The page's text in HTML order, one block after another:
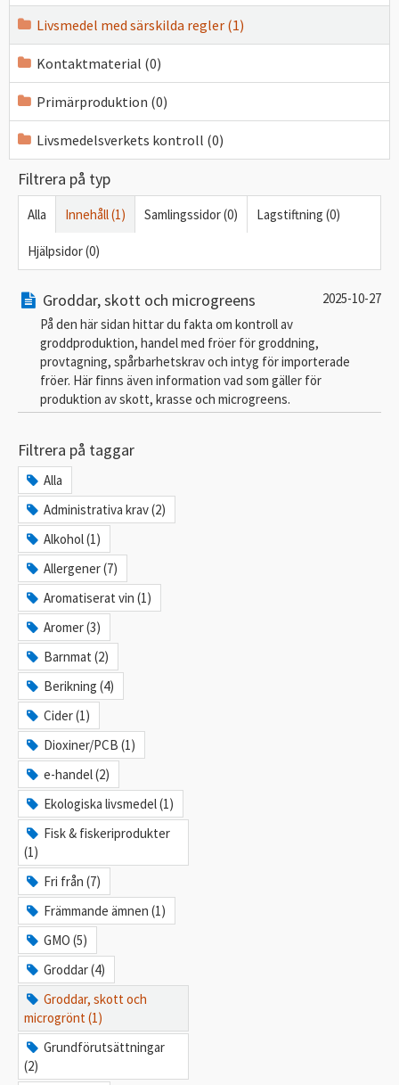
Livsmedel med särskilda regler (1)
Kontaktmaterial (0)
Primärproduktion (0)
Livsmedelsverkets kontroll (0)
Filtrera på typ
Alla Innehåll (1) Samlingssidor (0) Lagstiftning (0)
Hjälpsidor (0)
Groddar, skott och microgreens
2025-10-27
På den här sidan hittar du fakta om kontroll av
groddproduktion, handel med fröer för groddning,
provtagning, spårbarhetskrav och intyg för importerade
fröer. Här finns även information vad som gäller för
produktion av skott, krasse och microgreens.
Filtrera på taggar
Alla
Administrativa krav (2)
Alkohol (1)
Allergener (7)
Aromatiserat vin (1)
Aromer (3)
Barnmat (2)
Berikning (4)
Cider (1)
Dioxiner/PCB (1)
e-handel (2)
Ekologiska livsmedel (1)
Fisk & fiskeriprodukter
(1)
Fri från (7)
Främmande ämnen (1)
GMO (5)
Groddar (4)
Groddar, skott och
microgrönt (1)
Grundförutsättningar
(2)